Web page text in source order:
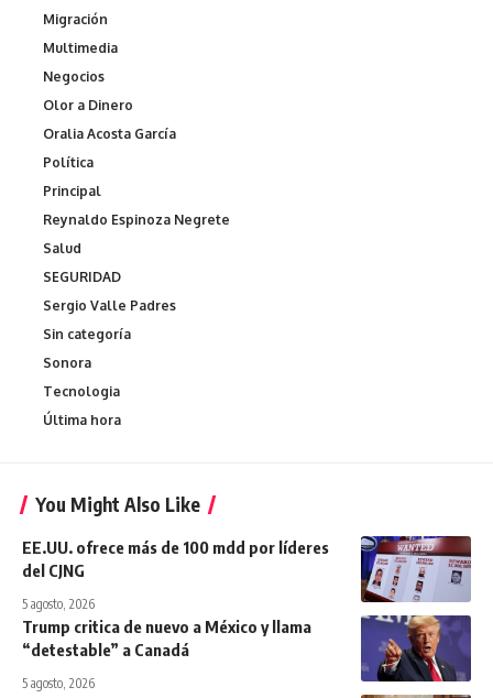
Migración
Multimedia
Negocios
Olor a Dinero
Oralia Acosta García
Política
Principal
Reynaldo Espinoza Negrete
Salud
SEGURIDAD
Sergio Valle Padres
Sin categoría
Sonora
Tecnologia
Última hora
You Might Also Like
EE.UU. ofrece más de 100 mdd por líderes
del CJNG
5 agosto, 2026
Trump critica de nuevo a México y llama
“detestable” a Canadá
5 agosto, 2026